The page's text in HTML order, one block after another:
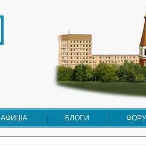
АФИША БЛОГИ